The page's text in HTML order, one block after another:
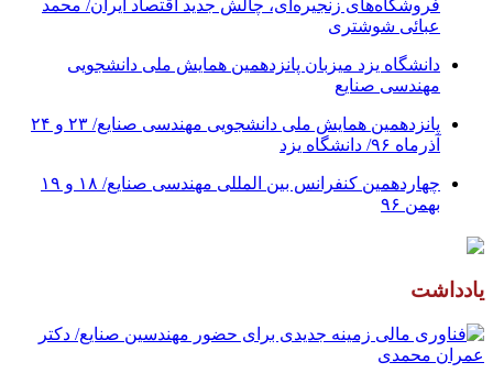
فروشگاه‌های زنجیره‌ای، چالش جدید اقتصاد ایران/ محمد
عبائی شوشتری
دانشگاه یزد میزبان پانزدهمین همایش ملی دانشجویی
مهندسی صنایع
پانزدهمین همایش ملی دانشجویی مهندسی صنایع/ ۲۳ و ۲۴
آذرماه ۹۶/ دانشگاه یزد
چهاردهمین کنفرانس بین المللی مهندسی صنایع/ ۱۸ و ۱۹
بهمن ۹۶
یادداشت